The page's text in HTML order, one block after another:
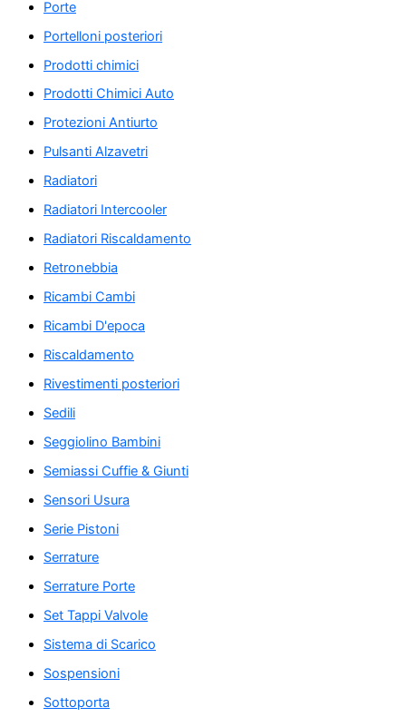
Porte
Portelloni posteriori
Prodotti chimici
Prodotti Chimici Auto
Protezioni Antiurto
Pulsanti Alzavetri
Radiatori
Radiatori Intercooler
Radiatori Riscaldamento
Retronebbia
Ricambi Cambi
Ricambi D'epoca
Riscaldamento
Rivestimenti posteriori
Sedili
Seggiolino Bambini
Semiassi Cuffie & Giunti
Sensori Usura
Serie Pistoni
Serrature
Serrature Porte
Set Tappi Valvole
Sistema di Scarico
Sospensioni
Sottoporta